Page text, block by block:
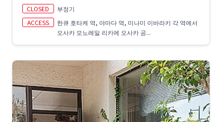
CLOSED
부정기
ACCESS
한큐 호타케 역, 야마다 역, 미나미 이바라키 각 역에서
오사카 모노레일 리카에 오사카 공...